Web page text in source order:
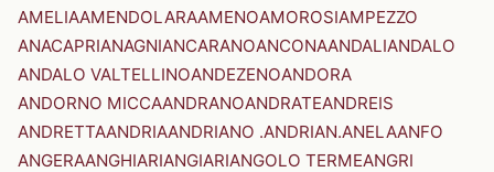
AMELIAAMENDOLARAAMENOAMOROSIAMPEZZO
ANACAPRIANAGNIANCARANOANCONAANDALIANDALO
ANDALO VALTELLINOANDEZENOANDORA
ANDORNO MICCAANDRANOANDRATEANDREIS
ANDRETTAANDRIAANDRIANO .ANDRIAN.ANELAANFO
ANGERAANGHIARIANGIARIANGOLO TERMEANGRI